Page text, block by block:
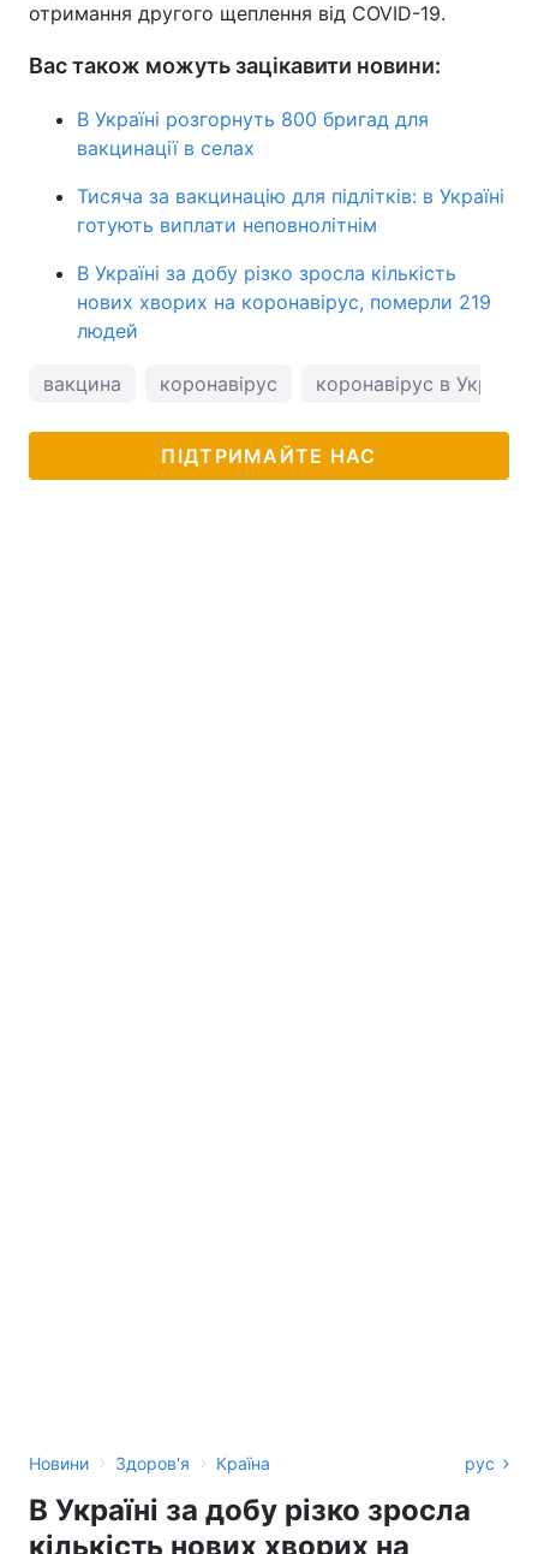
отримання другого щеплення від COVID-19.
Вас також можуть зацікавити новини:
В Україні розгорнуть 800 бригад для
вакцинації в селах
Тисяча за вакцинацію для підлітків: в Україні
готують виплати неповнолітнім
В Україні за добу різко зросла кількість
нових хворих на коронавірус, померли 219
людей
вакцина коронавірус коронавірус в Україні
ПІДТРИМАЙТЕ НАС
Новини › Здоров'я › Країна рус
В Україні за добу різко зросла
кількість нових хворих на